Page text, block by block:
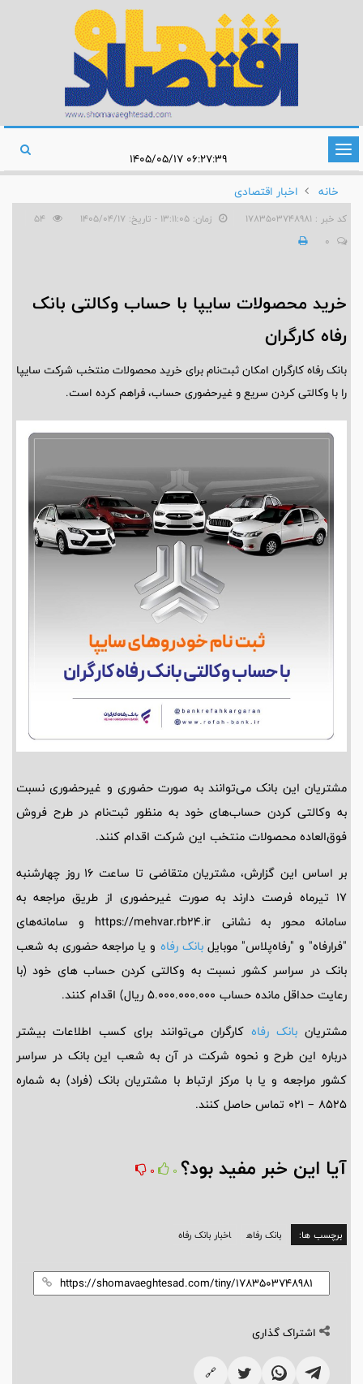
تغییر
وضعیت
ناوبری
۰۶:۲۷:۳۹ ۱۴۰۵/۰۵/۱۷
خانه
اخبار اقتصادی
کد خبر : 1783503748981 زمان: ۱۳:۱۱:۰۵ - تاریخ: ۱۴۰۵/۰۴/۱۷
0
خرید محصولات سایپا با حساب وکالتی بانک
رفاه کارگران
بانک رفاه کارگران امکان ثبت‌نام برای خرید محصولات منتخب شرکت سایپا
را با وکالتی کردن سریع و غیرحضوری حساب، فراهم کرده است.
مشتریان این بانک می‌توانند به صورت حضوری و غیرحضوری نسبت
به وکالتی کردن حساب‌های خود به منظور ثبت‌نام در طرح فروش
فوق‌العاده محصولات منتخب این شرکت اقدام کنند.
بر اساس این گزارش، مشتریان متقاضی تا ساعت 16 روز چهارشنبه
17 تیرماه فرصت دارند به صورت غیرحضوری از طریق مراجعه به
سامانه محور به نشانی https://mehvar.rb24.ir و سامانه‌های
"فرارفاه" و "رفاه‌پلاس" موبایلبانک رفاه و یا مراجعه حضوری به شعب
بانک در سراسر کشور نسبت به وکالتی کردن حساب های خود (با
رعایت حداقل مانده حساب 5.000.000.000 ریال) اقدام کنند.
مشتریانبانک رفاه کارگران می‌توانند برای کسب اطلاعات بیشتر
درباره این طرح و نحوه شرکت در آن به شعب این بانک در سراسر
کشور مراجعه و یا با مرکز ارتباط با مشتریان بانک (فراد) به شماره
8525 – 021 تماس حاصل کنند.
آیا این خبر مفید بود؟ 0
0
برچسب ها: بانک رفاه اخبار بانک رفاه
اشتراک گذاری
🔗